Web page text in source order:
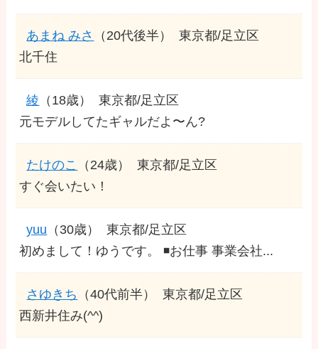
あまね みさ （20代後半）
東京都/足立区
北千住
綾 （18歳）
東京都/足立区
元モデルしてたギャルだよ〜ん?
たけのこ （24歳）
東京都/足立区
すぐ会いたい！
yuu （30歳）
東京都/足立区
初めまして！ゆうです。 ◾️お仕事 事業会社...
さゆきち （40代前半）
東京都/足立区
西新井住み(^^)